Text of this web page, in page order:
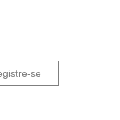
se